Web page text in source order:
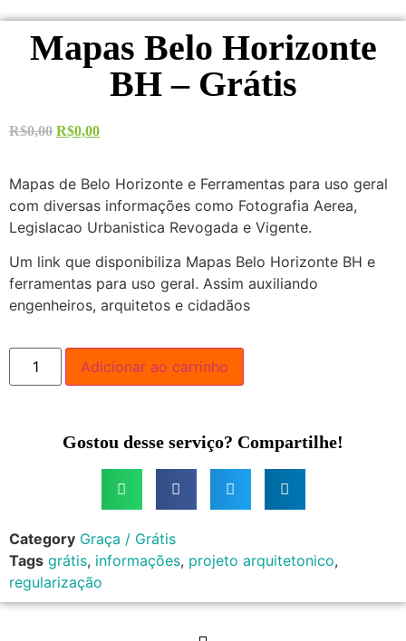
Mapas Belo Horizonte
BH – Grátis
R$0,00 R$0,00
Mapas de Belo Horizonte e Ferramentas para uso geral
com diversas informações como Fotografia Aerea,
Legislacao Urbanistica Revogada e Vigente.
Um link que disponibiliza Mapas Belo Horizonte BH e
ferramentas para uso geral. Assim auxiliando
engenheiros, arquitetos e cidadãos
Adicionar ao carrinho
Gostou desse serviço? Compartilhe!
Category Graça / Grátis
Tags grátis, informações, projeto arquitetonico,
regularização